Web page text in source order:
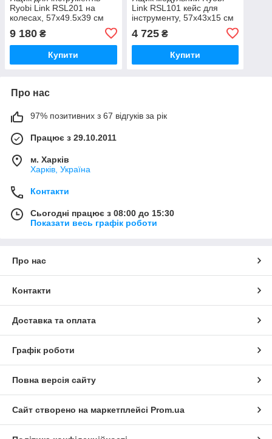
Ryobi Link RSL201 на
колесах, 57х49.5х39 см
9 180 ₴
Купити
Link RSL101 кейс для
інструменту, 57х43х15 см
4 725₴
Купити
Про нас
97% позитивних з 67 відгуків за рік
Працює з 29.10.2011
м. Харків
Харків, Україна
Контакти
Сьогодні працює з 08:00 до 15:30
Показати весь графік роботи
Про нас
Контакти
Доставка та оплата
Графік роботи
Повна версія сайту
Сайт створено на маркетплейсі Prom.ua